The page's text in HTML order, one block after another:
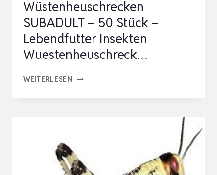
Wüstenheuschrecken
SUBADULT – 50 Stück –
Lebendfutter Insekten
Wuestenheuschreck…
WEITERLESEN HEUSCHRECKEN
50
STÜCK